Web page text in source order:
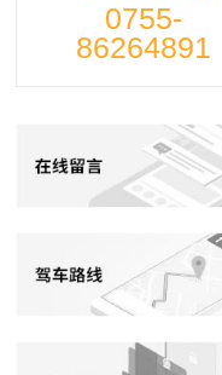
0755-
86264891